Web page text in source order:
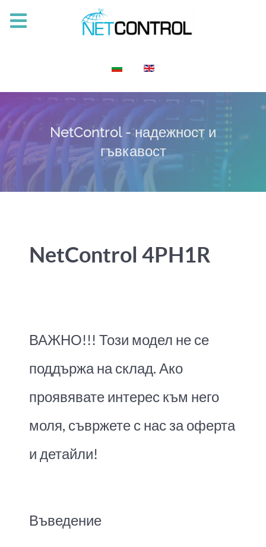
NetControl - надежност и
гъвкавост
NetControl 4PH1R
ВАЖНО!!! Този модел не се
поддържа на склад. Ако
проявявате интерес към него
моля, съвржете с нас за оферта
и детайли!
Въведение